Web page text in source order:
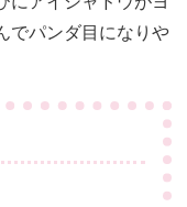
でパンダ目になりや